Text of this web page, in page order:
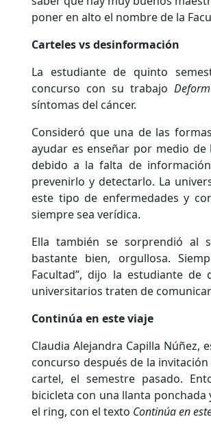
poner en alto el nombre de la
Carteles vs desinformación
La estudiante de quinto
concurso con su trabajo
síntomas del cáncer.
Consideró que una de las
ayudar es enseñar por medio
debido a la falta de
prevenirlo y detectarlo. La
este tipo de enfermedades y
siempre sea verídica.
Ella también se sorprendió al
bastante bien, orgullosa.
Facultad”, dijo la estudiante de
universitarios traten de
Continúa en este viaje
Claudia Alejandra Capilla
concurso después de la
cartel, el semestre pasado.
bicicleta con una llanta
el ring, con el texto Continúa en